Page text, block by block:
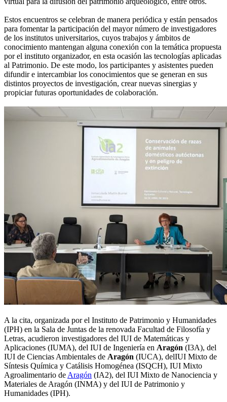
Estos encuentros se celebran de manera periódica y están pensados
para fomentar la participación del mayor número de investigadores
de los institutos universitarios, cuyos trabajos y ámbitos de
conocimiento mantengan alguna conexión con la temática propuesta
por el instituto organizador, en esta ocasión las tecnologías aplicadas
al Patrimonio. De este modo, los participantes y asistentes pueden
difundir e intercambiar los conocimientos que se generan en sus
distintos proyectos de investigación, crear nuevas sinergias y
propiciar futuras oportunidades de colaboración.
A la cita, organizada por el Instituto de Patrimonio y Humanidades
(IPH) en la Sala de Juntas de la renovada Facultad de Filosofía y
Letras, acudieron investigadores del IUI de Matemáticas y
Aplicaciones (IUMA), del IUI de Ingeniería en Aragón (I3A), del
IUI de Ciencias Ambientales de Aragón (IUCA), delIUI Mixto de
Síntesis Química y Catálisis Homogénea (ISQCH), IUI Mixto
Agroalimentario de Aragón (IA2), del IUI Mixto de Nanociencia y
Materiales de Aragón (INMA) y del IUI de Patrimonio y
Humanidades (IPH).